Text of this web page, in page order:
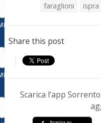
faraglioni
ispra
Share this post
Scarica l’app